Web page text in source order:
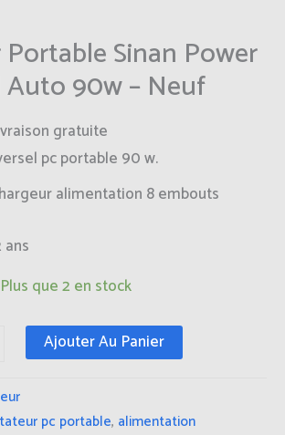
Sinan Power
Auto 90w – Neuf
gratuite
pc portable 90 w.
alimentation 8 embouts
Plus que 2 en stock
Ajouter Au Panier
pc portable, alimentation